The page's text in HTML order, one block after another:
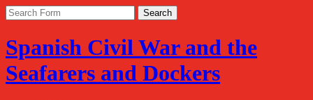
Spanish Civil War and the
Seafarers and Dockers